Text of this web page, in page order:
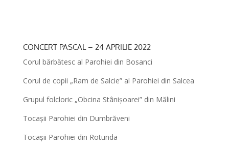
CONCERT PASCAL – 24 APRILIE 2022
Corul bărbătesc al Parohiei din Bosanci
Corul de copii „Ram de Salcie” al Parohiei din Salcea
Grupul folcloric „Obcina Stânișoarei” din Mălini
Tocașii Parohiei din Dumbrăveni
Tocașii Parohiei din Rotunda